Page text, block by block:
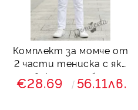
Комплект за момче от
2 части тениска с яка
в жълто и бял
панталон
€28.69 56.11лв.